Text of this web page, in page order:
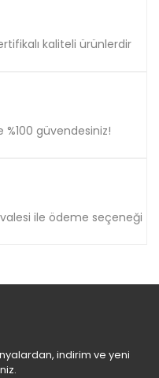
kaliteli ürünlerdir
%100 güvendesiniz!
ile ödeme seçeneği
indirim ve yeni